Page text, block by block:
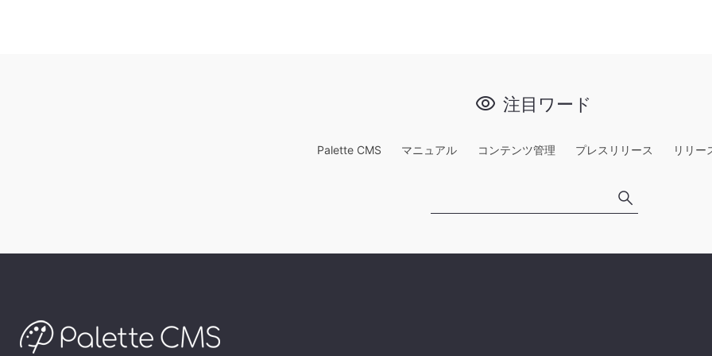
注目ワード
Palette CMS マニュアル コンテンツ管理 プレスリリース リリー